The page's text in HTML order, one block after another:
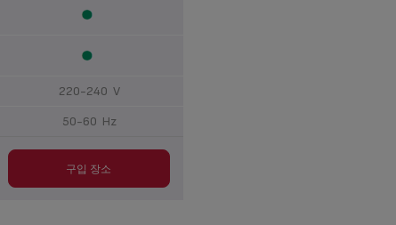
220-240 V
50-60 Hz
구입 장소